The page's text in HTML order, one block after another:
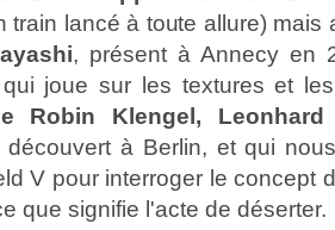
train lancé à toute allure) mais
, présent à Annecy en
qui joue sur les textures et
Robin Klengel,
découvert à Berlin, et qui
V pour interroger le concept
que signifie l'acte de déserter.